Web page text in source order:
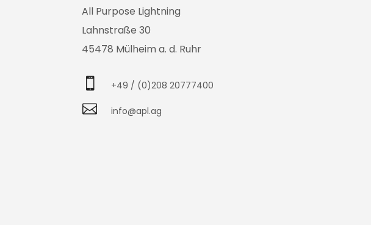
All Purpose Lightning
Lahnstraße 30
45478 Mülheim a. d. Ruhr
 +49 / (0)208 20777400
 info@apl.ag